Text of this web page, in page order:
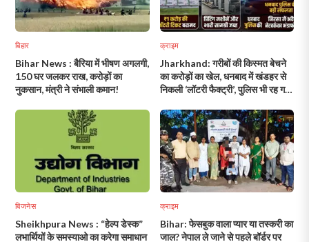
बिहार
Bihar News : बैरिया में भीषण अगलगी,
150 घर जलकर राख, करोड़ों का
नुकसान, मंत्री ने संभाली कमान!
क्राइम
Jharkhand: गरीबों की किस्मत बेचने
का करोड़ों का खेल, धनबाद में खंडहर से
निकली ‘लॉटरी फैक्ट्री’, पुलिस भी रह गई
बिजनेस
Sheikhpura News : “हेल्प डेस्क”
लभार्थियों के समस्याओ का करेगा समाधान
क्राइम
Bihar: फेसबुक वाला प्यार या तस्करी का
जाल? नेपाल ले जाने से पहले बॉर्डर पर